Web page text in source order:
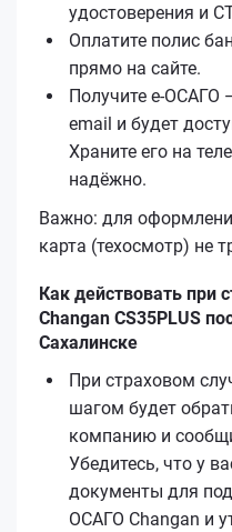
удостоверения и
Оплатите полис
прямо на сайте.
Получите е‑ОСАГО
email и будет
Храните его на
надёжно.
Важно: для
карта (техосмотр) не
Как действовать при
Changan CS35PLUS
Сахалинске
При страховом
шагом будет
компанию и
Убедитесь, что у
документы для
ОСАГО Changan и